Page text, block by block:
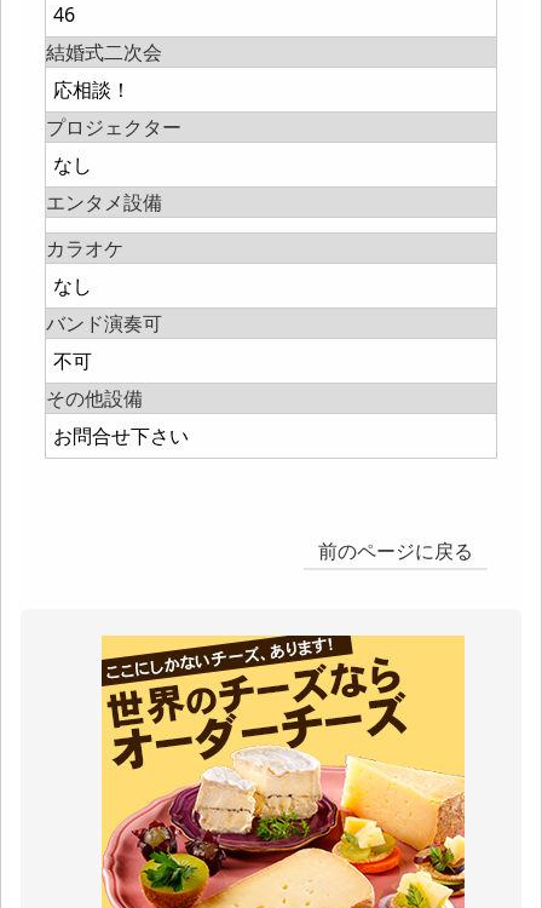
46
結婚式二次会
応相談！
プロジェクター
なし
エンタメ設備
カラオケ
なし
バンド演奏可
不可
その他設備
お問合せ下さい
前のページに戻る